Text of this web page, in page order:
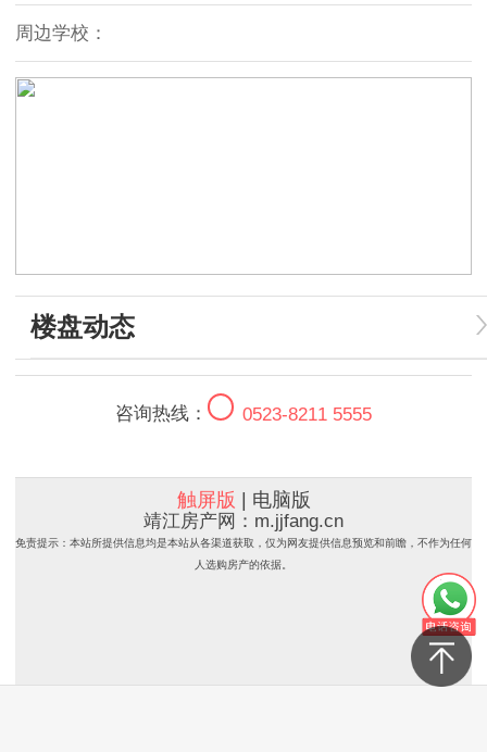
周边学校：
楼盘动态
咨询热线： 0523-8211 5555
触屏版 电脑版
靖江房产网 ：m.jjfang.cn
免责提示：本站所提供信息均是本站从各渠道获取，仅为网友提供信息预览和前瞻，不作为任何
人选购房产的依据。